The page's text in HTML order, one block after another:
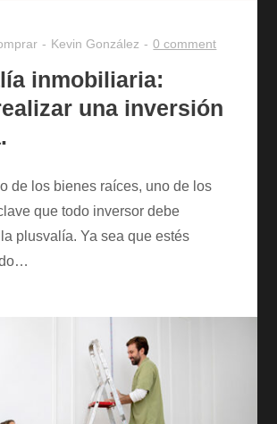
Kevin González 0 comment
inmobiliaria:
una inversión
de los bienes raíces, uno de los
que todo inversor debe
plusvalía. Ya sea que estés